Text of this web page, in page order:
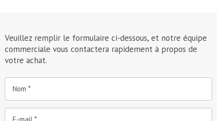
Veuillez remplir le formulaire ci-dessous, et notre équipe
commerciale vous contactera rapidement à propos de
votre achat.
Nom
E-mail